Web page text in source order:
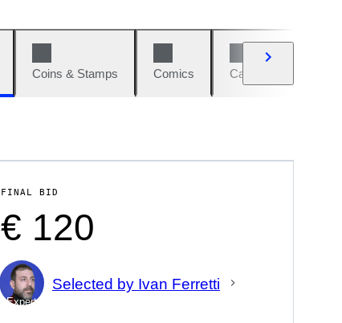
Coins & Stamps Comics Cars & Bikes
FINAL BID
€ 120
Expert
Selected by Ivan Ferretti